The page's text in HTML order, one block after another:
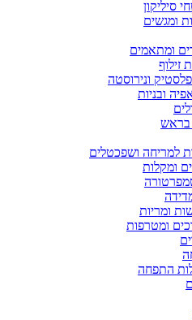
סיליקון
ומגשים
ומתאמים
זילוף
ונירוסטה
ובניות
בראש
למריחה ושפכטלים
ומקלות
ומריות
ומטרפות
התפחה